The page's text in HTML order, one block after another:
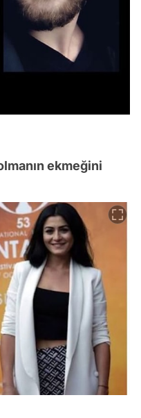
ekmeğini